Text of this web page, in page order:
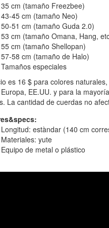
35 cm (tamaño Freezbee)
43-45 cm (tamaño Neo)
50-51 cm (tamaño Guda 2.0)
53 cm (tamaño Omana, Hang,
55 cm (tamaño Shellopan)
57-58 cm (tamaño de Halo)
Tamaños especiales
es 16 $ para colores
EE.UU. y para la
La cantidad de cuerdas no
Longitud: estàndar (140 cm
Materiales: yute
Equipo de metal o plástico